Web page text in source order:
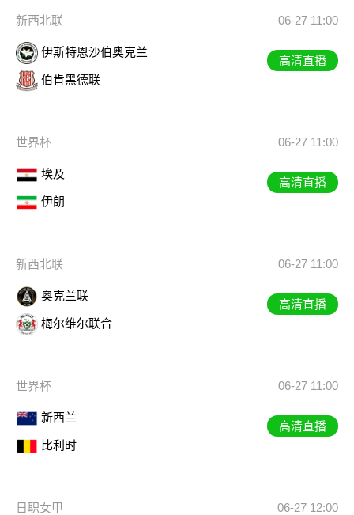
新西北联 06-27 11:00
伊斯特恩沙伯奥克兰
伯肯黑德联
高清直播
世界杯 06-27 11:00
埃及
伊朗
高清直播
新西北联 06-27 11:00
奥克兰联
梅尔维尔联合
高清直播
世界杯 06-27 11:00
新西兰
比利时
高清直播
日职女甲 06-27 12:00